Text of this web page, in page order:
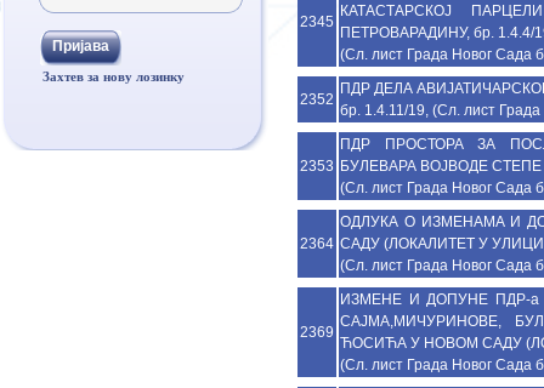
2345
КАТАСТАРСКОЈ
ПЕТРОВАРАДИНУ, бр. 1.4.4/
(Сл. лист Града Новог Сада
2352
ПДР ДЕЛА
бр. 1.4.11/19, (Сл. лист
2353
ПДР ПРОСТОРА ЗА
БУЛЕВАРА ВОЈВОДЕ СТЕПЕ
(Сл. лист Града Новог Сада
2364
ОДЛУКА О ИЗМЕНАМА И
САДУ (ЛОКАЛИТЕТ У УЛИЦИ
(Сл. лист Града Новог Сада
2369
ИЗМЕНE И ДОПУНE ПДР-
САЈМА,МИЧУРИНОВЕ,
ЋОСИЋА У НОВОМ САДУ
(Сл. лист Града Новог Сада
Захтев за нову лозинку